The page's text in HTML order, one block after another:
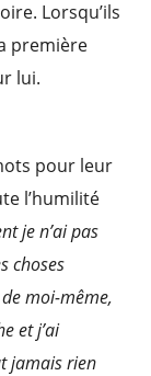
Lorsqu’ils
première
lui.
pour leur
l’humilité
je n’ai pas
choses
moi-même,
et j’ai
jamais rien